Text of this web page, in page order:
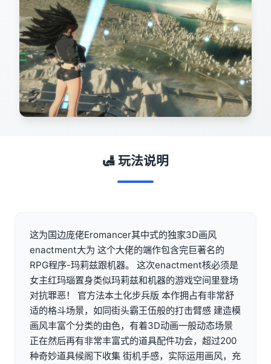
🛃 玩法说明
这为国边庞佬Eromancer其中式的独家3D画风
enactment大为 这个大佬的端作包含完巨著名的
RPG程序-玛莉兹跟机器。 这次enactment核必须是
女主红玛瑙置身类似玛莉兹和机器的游戏空间里登场
对抗罪恶！ 官方法本土化步兵版 本作拥占有非常舒
适的格斗场景，如同街头霸王伍般的打击臂感 建造模
画风丰富个分类的由色，有着3D动画一般动态场景
正在然后再有非常丰富式的道具配件功会，超过200
种奇妙道具候阁下收集 街机手感，实际运用画风，充